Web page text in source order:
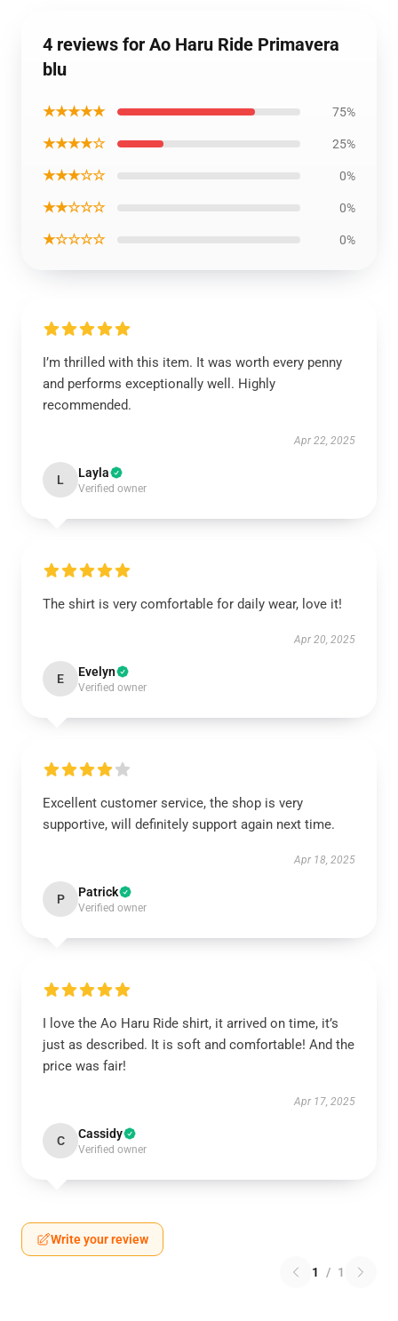
4 reviews for Ao Haru Ride Primavera
blu
★★★★★ 75%
★★★★☆ 25%
★★★☆☆ 0%
★★☆☆☆ 0%
★☆☆☆☆ 0%
I’m thrilled with this item. It was worth every penny
and performs exceptionally well. Highly
recommended.
Apr 22, 2025
L Layla
Verified owner
The shirt is very comfortable for daily wear, love it!
Apr 20, 2025
E Evelyn
Verified owner
Excellent customer service, the shop is very
supportive, will definitely support again next time.
Apr 18, 2025
P Patrick
Verified owner
I love the Ao Haru Ride shirt, it arrived on time, it’s
just as described. It is soft and comfortable! And the
price was fair!
Apr 17, 2025
C Cassidy
Verified owner
Write your review
1 / 1